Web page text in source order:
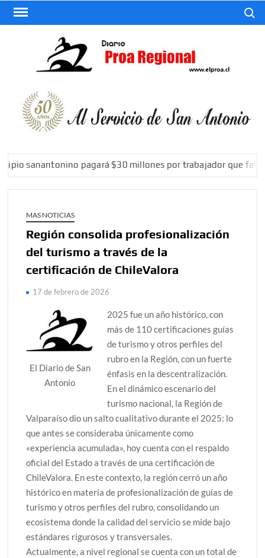
Saltar
sanantonino pagará $30 millones por trabajador que
MAS NOTICIAS
Región consolida profesionalización
del turismo a través de la
certificación de ChileValora
17 de febrero de 2026
El Diario de San
Antonio
2025 fue un año histórico, con
más de 110 certificaciones guías
de turismo y otros perfiles del
rubro en la Región, con un fuerte
énfasis en la descentralización.
En el dinámico escenario del
turismo nacional, la Región de
Valparaíso dio un salto cualitativo durante el 2025: lo
que antes se consideraba únicamente como
«experiencia acumulada», hoy cuenta con el respaldo
oficial del Estado a través de una certificación de
ChileValora. En este contexto, la región cerró un año
histórico en materia de profesionalización de guías de
turismo y otros perfiles del rubro, consolidando un
ecosistema donde la calidad del servicio se mide bajo
estándares rigurosos y transversales.
Actualmente, a nivel regional se cuenta con un total de